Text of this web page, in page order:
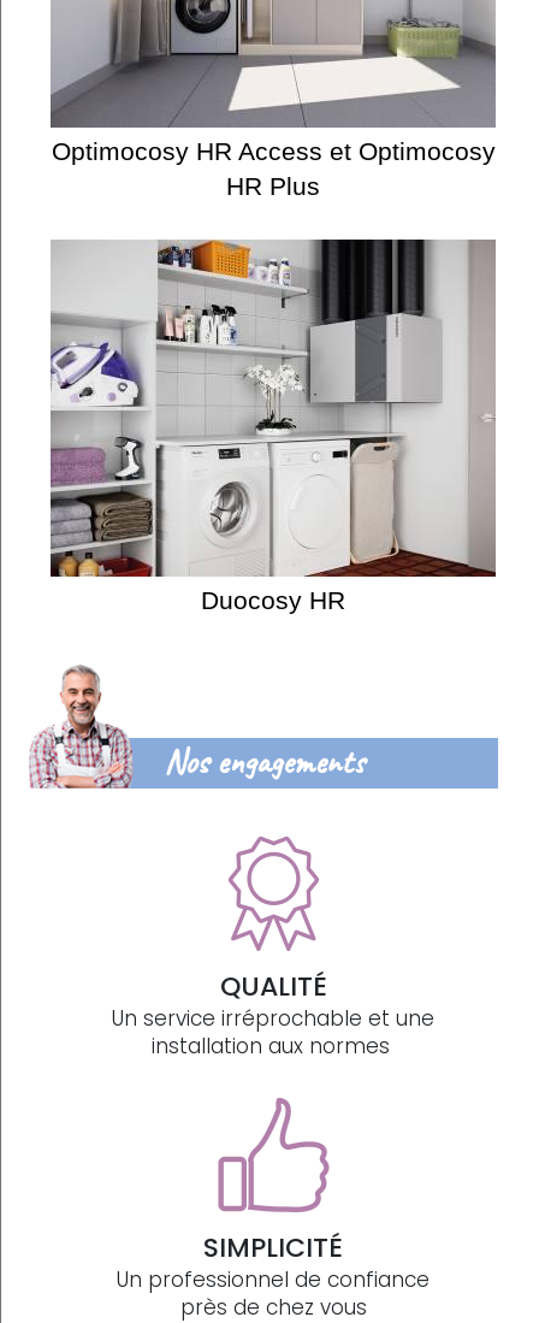
Optimocosy HR Access et Optimocosy
HR Plus
Duocosy HR
Nos engagements
QUALITÉ
Un service irréprochable et une
installation aux normes
SIMPLICITÉ
Un professionnel de confiance
près de chez vous